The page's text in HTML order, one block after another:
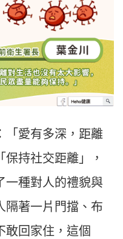
「愛有多深，距離
持社交距離」，
一種對人的禮貌與
隔著一片門擋、布
敢回家住，這個